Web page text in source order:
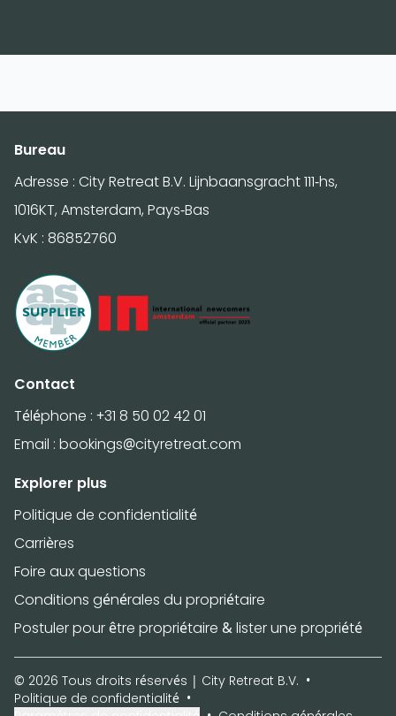
Bureau
Adresse : City Retreat B.V. Lijnbaansgracht 111-hs,
1016KT, Amsterdam, Pays-Bas
KvK : 86852760
Contact
Téléphone : +31 8 50 02 42 01
Email : bookings@cityretreat.com
Explorer plus
Politique de confidentialité
Carrières
Foire aux questions
Conditions générales du propriétaire
Postuler pour être propriétaire & lister une propriété
© 2026 Tous droits réservés | City Retreat B.V.
Politique de confidentialité